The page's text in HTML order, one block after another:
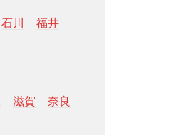
石川
福井
滋賀 奈良